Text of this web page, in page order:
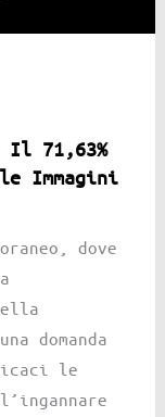
Il 71,63%
Immagini
dove
domanda
le